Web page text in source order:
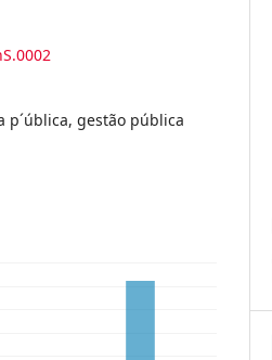
p´ública, gestão pública